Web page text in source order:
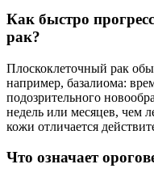
Как быстро
рак?
Плоскоклеточный рак
например, базалиома:
подозрительного
недель или месяцев, чем
кожи отличается
Что означает